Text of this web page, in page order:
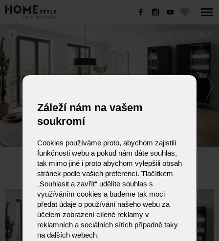
FONIS JÍDELNA
Záleží nám na vašem
soukromí
Cookies používáme proto, abychom zajistili
funkčnosti webu a pokud nám dáte souhlas,
tak mimo jiné i proto abychom vylepšili obsah
stránek podle vašich preferencí. Tlačítkem
„Souhlasit a zavřít“ udělíte souhlas s
využíváním cookies a budeme tak moci
předat údaje o používání našeho webu za
účelem zobrazení cílené reklamy v
reklamních a sociálních sítích případně taky
na dalších webech.